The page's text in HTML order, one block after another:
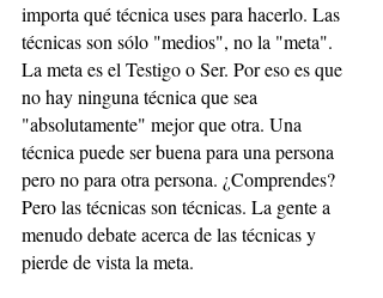
importa qué técnica uses para hacerlo. Las
técnicas son sólo "medios", no la "meta".
La meta es el Testigo o Ser. Por eso es que
no hay ninguna técnica que sea
"absolutamente" mejor que otra. Una
técnica puede ser buena para una persona
pero no para otra persona. ¿Comprendes?
Pero las técnicas son técnicas. La gente a
menudo debate acerca de las técnicas y
pierde de vista la meta.